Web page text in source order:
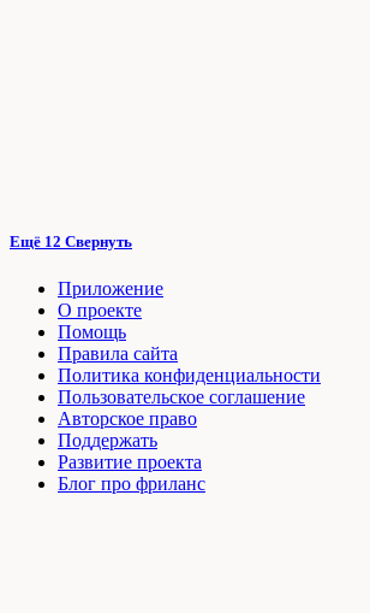
Ещё 12 Свернуть
Приложение
О проекте
Помощь
Правила сайта
Политика конфиденциальности
Пользовательское соглашение
Авторское право
Поддержать
Развитие проекта
Блог про фриланс